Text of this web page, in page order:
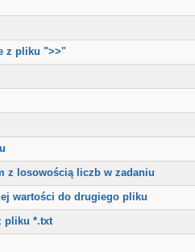
z pliku ">>"
z losowością liczb w zadaniu
wartości do drugiego pliku
pliku *.txt